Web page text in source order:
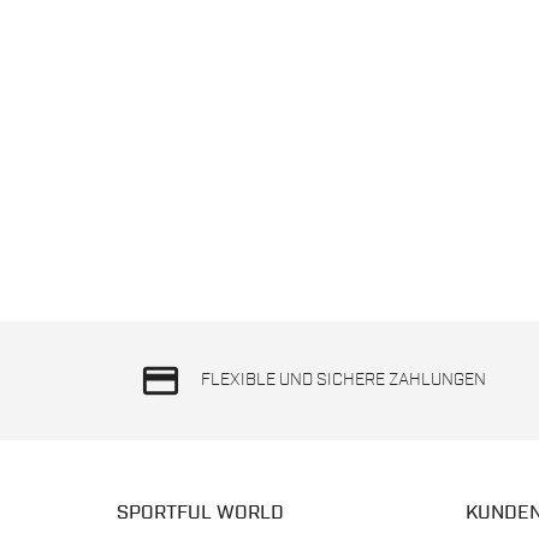
credit_card FLEXIBLE UND SICHERE ZAHLUNGEN
SPORTFUL WORLD